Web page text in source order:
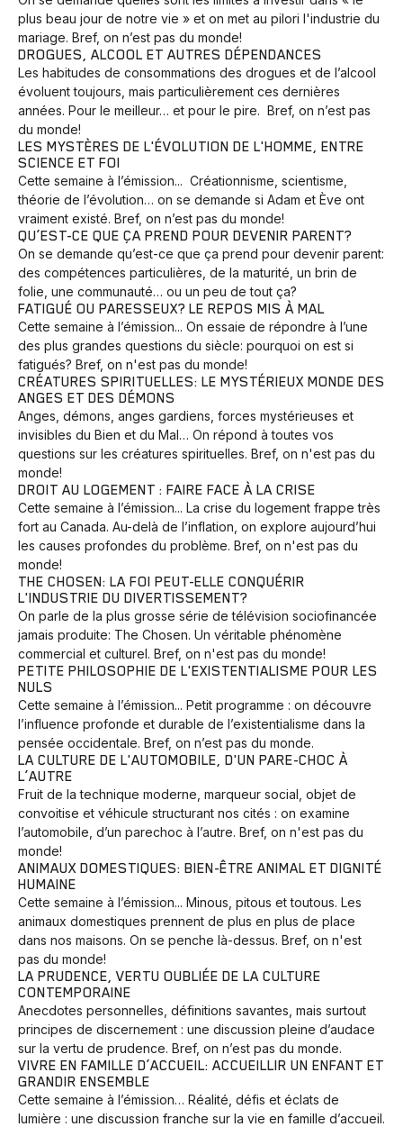
Animaux Avenir Bingo Communauté
Développement Histoires
Voyage Yoga
plus beau jour de notre vie » et on met au pilori l'industrie du
mariage. Bref, on n’est pas du monde!
DROGUES, ALCOOL ET AUTRES DÉPENDANCES
Les habitudes de consommations des drogues et de l’alcool
évoluent toujours, mais particulièrement ces dernières
années. Pour le meilleur… et pour le pire. Bref, on n’est pas
du monde!
LES MYSTÈRES DE L'ÉVOLUTION DE L'HOMME, ENTRE
SCIENCE ET FOI
Cette semaine à l’émission... Créationnisme, scientisme,
théorie de l’évolution… on se demande si Adam et Ève ont
vraiment existé. Bref, on n’est pas du monde!
QU’EST-CE QUE ÇA PREND POUR DEVENIR PARENT?
On se demande qu’est-ce que ça prend pour devenir parent:
des compétences particulières, de la maturité, un brin de
folie, une communauté… ou un peu de tout ça?
FATIGUÉ OU PARESSEUX? LE REPOS MIS À MAL
Cette semaine à l’émission... On essaie de répondre à l’une
des plus grandes questions du siècle: pourquoi on est si
fatigués? Bref, on n'est pas du monde!
CRÉATURES SPIRITUELLES: LE MYSTÉRIEUX MONDE DES
ANGES ET DES DÉMONS
Anges, démons, anges gardiens, forces mystérieuses et
invisibles du Bien et du Mal… On répond à toutes vos
questions sur les créatures spirituelles. Bref, on n'est pas du
monde!
DROIT AU LOGEMENT : FAIRE FACE À LA CRISE
Cette semaine à l’émission... La crise du logement frappe très
fort au Canada. Au-delà de l’inflation, on explore aujourd’hui
les causes profondes du problème. Bref, on n'est pas du
monde!
THE CHOSEN: LA FOI PEUT-ELLE CONQUÉRIR
L'INDUSTRIE DU DIVERTISSEMENT?
On parle de la plus grosse série de télévision sociofinancée
jamais produite: The Chosen. Un véritable phénomène
commercial et culturel. Bref, on n'est pas du monde!
PETITE PHILOSOPHIE DE L'EXISTENTIALISME POUR LES
NULS
Cette semaine à l’émission... Petit programme : on découvre
l’influence profonde et durable de l’existentialisme dans la
pensée occidentale. Bref, on n’est pas du monde.
LA CULTURE DE L'AUTOMOBILE, D'UN PARE-CHOC À
L’AUTRE
Fruit de la technique moderne, marqueur social, objet de
convoitise et véhicule structurant nos cités : on examine
l’automobile, d’un parechoc à l’autre. Bref, on n'est pas du
monde!
ANIMAUX DOMESTIQUES: BIEN-ÊTRE ANIMAL ET DIGNITÉ
HUMAINE
Cette semaine à l’émission... Minous, pitous et toutous. Les
animaux domestiques prennent de plus en plus de place
dans nos maisons. On se penche là-dessus. Bref, on n'est
pas du monde!
LA PRUDENCE, VERTU OUBLIÉE DE LA CULTURE
CONTEMPORAINE
Anecdotes personnelles, définitions savantes, mais surtout
principes de discernement : une discussion pleine d’audace
sur la vertu de prudence. Bref, on n’est pas du monde.
VIVRE EN FAMILLE D’ACCUEIL: ACCUEILLIR UN ENFANT ET
GRANDIR ENSEMBLE
Cette semaine à l’émission… Réalité, défis et éclats de
lumière : une discussion franche sur la vie en famille d’accueil.